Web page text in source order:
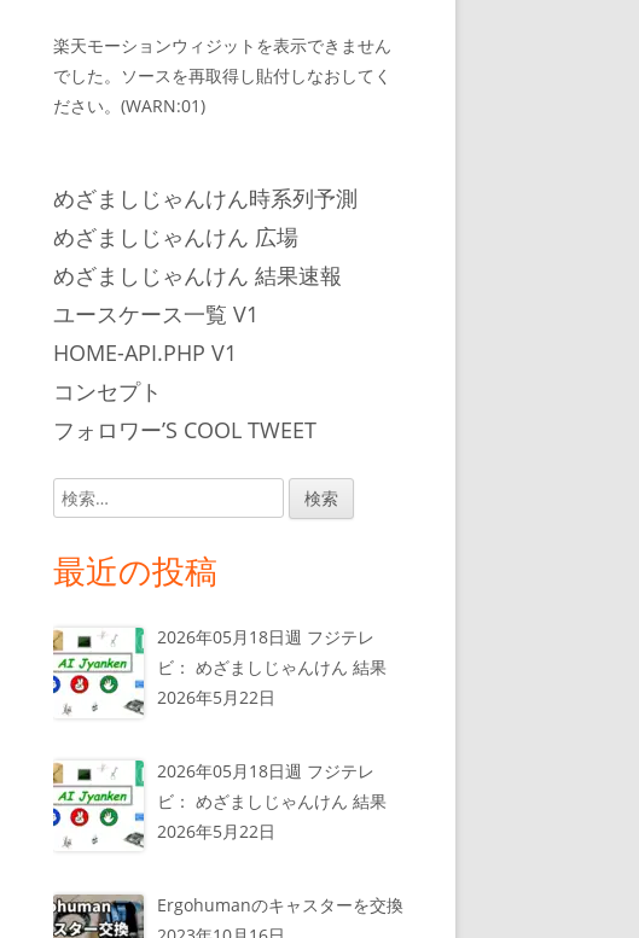
楽天モーションウィジットを表示できません
でした。ソースを再取得し貼付しなおしてく
ださい。(WARN:01)
めざましじゃんけん時系列予測
めざましじゃんけん 広場
めざましじゃんけん 結果速報
ユースケース一覧 V1
HOME-API.PHP V1
コンセプト
フォロワー’S COOL TWEET
検
索:
最近の投稿
2026年05月18日週 フジテレ
ビ： めざましじゃんけん 結果
2026年5月22日
2026年05月18日週 フジテレ
ビ： めざましじゃんけん 結果
2026年5月22日
Ergohumanのキャスターを交換